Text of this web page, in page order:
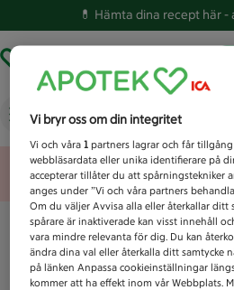
💊 Hämta dina recept här -
Vad letar du efter idag?
Unknown
Vi bryr oss om din integritet
Vi och våra1 partners lagrar och får
webbläsardata eller unika identifierare på
accepterar tillåter du att spårningstekniker
anges under ”Vi och våra partners
Om du väljer Avvisa alla eller återkallar ditt
spårare är inaktiverade kan visst innehåll
vara mindre relevanta för dig. Du kan
ändra dina val eller återkalla ditt samtycke
på länken Anpassa cookieinställningar
kommer att ha effekt inom vår Webbplats.